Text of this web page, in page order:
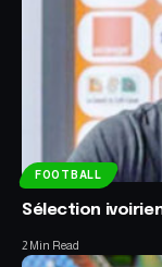
FOOTBALL
Sélection
2 Min Read